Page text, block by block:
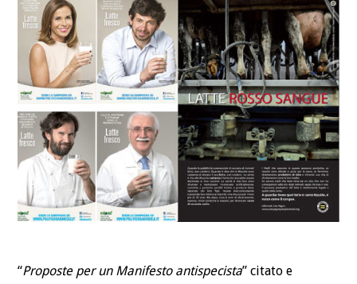
CHI
BLOG
CONTATTI
“Proposte per un Manifesto antispecista” citato e